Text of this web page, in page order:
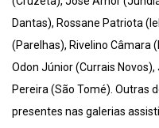
Dantas), Rossane Patriota
(Parelhas), Rivelino Câmara
Odon Júnior (Currais
Pereira (São Tomé). Outras
presentes nas galerias